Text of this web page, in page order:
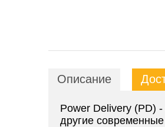
Описание
Power Delivery (PD)
другие